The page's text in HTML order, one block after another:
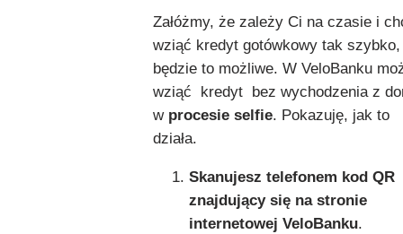
Załóżmy, że zależy Ci na czasie i
wziąć kredyt gotówkowy tak
będzie to możliwe. W VeloBanku
wziąć kredyt bez wychodzenia z
w procesie selfie. Pokazuję, jak to
działa.
Skanujesz telefonem kod QR
znajdujący się na stronie
internetowej VeloBanku.